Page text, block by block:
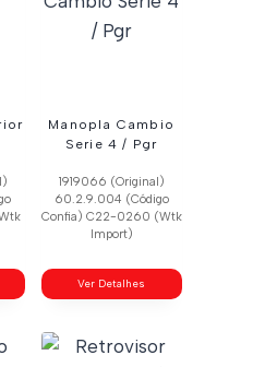
Manopla Cambio
Serie 4 / Pgr
1919066 (Original)
60.2.9.004 (Código
Confia) C22-0260 (Wtk
Import)
Ver Detalhes